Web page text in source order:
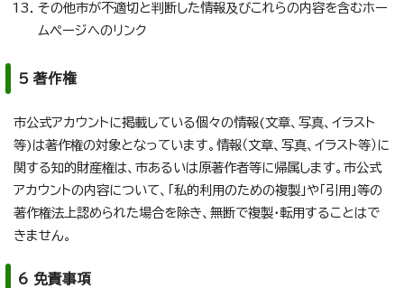
その他市が不適切と判断した情報及びこれらの内容を含むホー
ムページへのリンク
5 著作権
市公式アカウントに掲載している個々の情報(文章、写真、イラスト
等)は著作権の対象となっています。情報（文章、写真、イラスト等）に
関する知的財産権は、市あるいは原著作者等に帰属します。市公式
アカウントの内容について、「私的利用のための複製」や「引用」等の
著作権法上認められた場合を除き、無断で複製・転用することはで
きません。
6 免責事項